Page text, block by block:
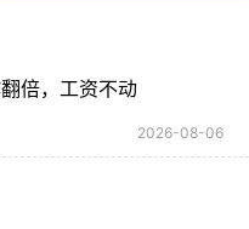
倍，工资不动
2026-08-06